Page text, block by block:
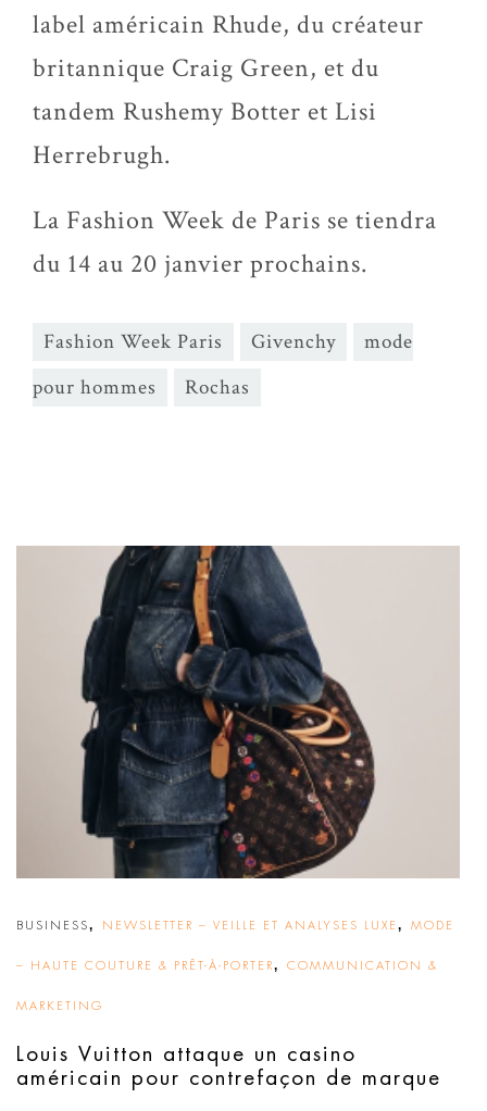
label américain Rhude, du créateur
britannique Craig Green, et du
tandem Rushemy Botter et Lisi
Herrebrugh.
La Fashion Week de Paris se tiendra
du 14 au 20 janvier prochains.
Fashion Week Paris Givenchy
mode
pour hommes
Rochas
BUSINESS, NEWSLETTER – VEILLE ET ANALYSES LUXE , MODE
– HAUTE COUTURE & PRÊT-À-PORTER, COMMUNICATION &
MARKETING
Louis Vuitton attaque un casino
américain pour contrefaçon de marque